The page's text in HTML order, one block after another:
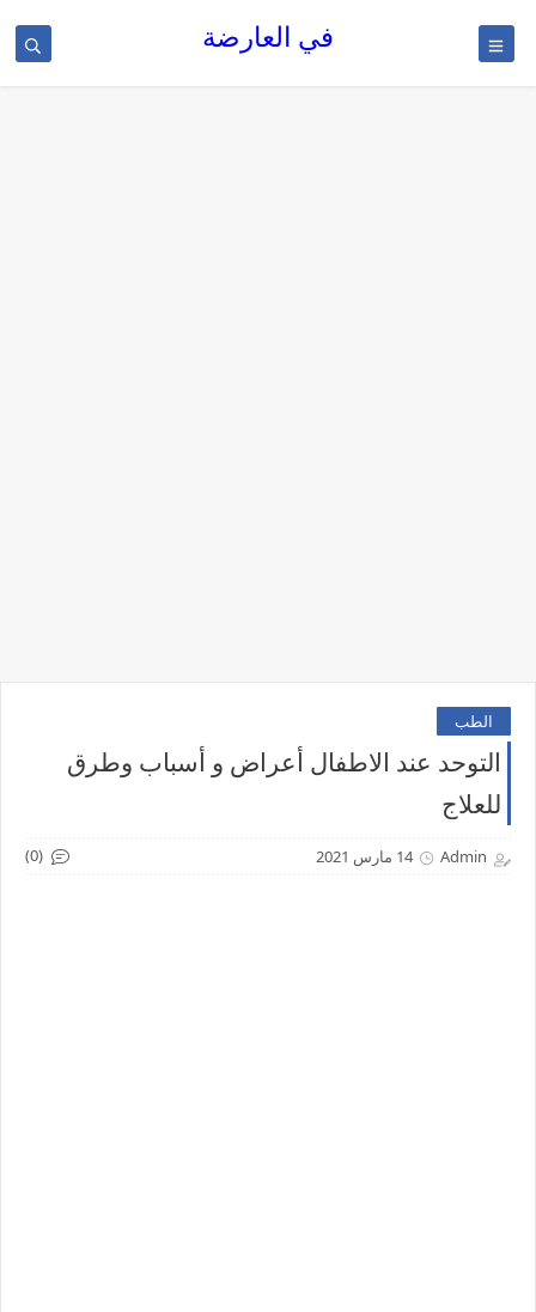
في العارضة
الطب
التوحد عند الاطفال أعراض و أسباب وطرق
للعلاج
Admin 14 مارس 2021 (0)